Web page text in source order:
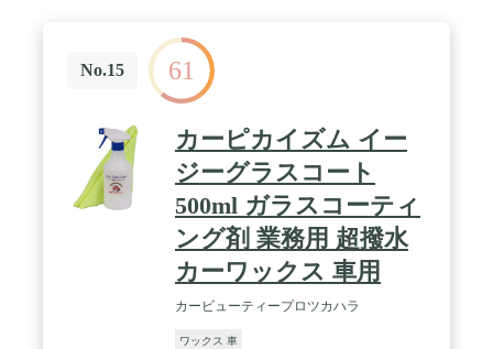
No.15 61
カーピカイズム イー
ジーグラスコート
500ml ガラスコーティ
ング剤 業務用 超撥水
カーワックス 車用
カービューティープロツカハラ
ワックス 車